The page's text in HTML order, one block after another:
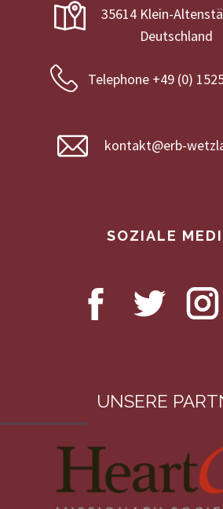
35614 Klein-
Deutschland
Telephone +49 (0)
kontakt@erb-
SOZIALE
UNSERE